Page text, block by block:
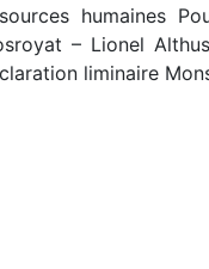
humaines
– Lionel
liminaire